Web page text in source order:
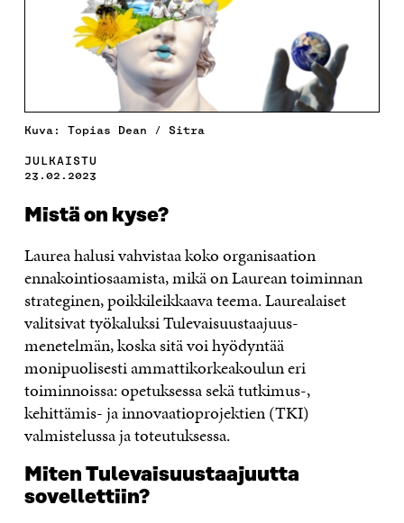
Kuva: Topias Dean / Sitra
JULKAISTU
23.02.2023
Mistä on kyse?
Laurea halusi vahvistaa koko organisaation
ennakointiosaamista, mikä on Laurean toiminnan
strateginen, poikkileikkaava teema. Laurealaiset
valitsivat työkaluksi Tulevaisuustaajuus-
menetelmän, koska sitä voi hyödyntää
monipuolisesti ammattikorkeakoulun eri
toiminnoissa: opetuksessa sekä tutkimus-,
kehittämis- ja innovaatioprojektien (TKI)
valmistelussa ja toteutuksessa.
Miten Tulevaisuustaajuutta
sovellettiin?